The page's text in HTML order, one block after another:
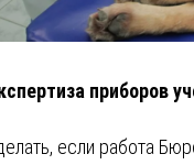
приборов
если работа